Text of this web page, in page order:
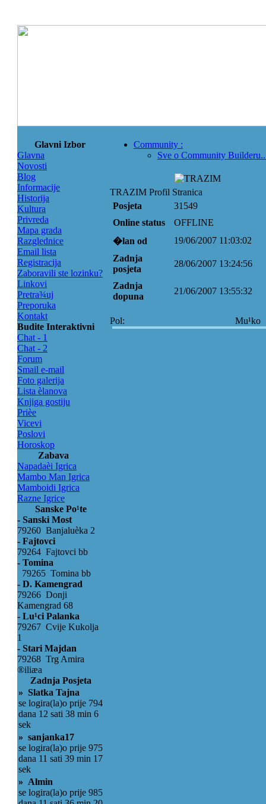
Glavni Izbor
Glavna
Novosti
Blog
Informacije
Historija
Kultura
Privreda
Mapa grada
Razglednice
Email lista
Registracija
Zaboravili ste lozinku?
Linkovi
Pretra¾uj
Preporuka
Kontakt
Budite Interaktivni
Chat - 1
Chat - 2
Forum
Smail e-mail
Foto galerija
Lista èlanova
Knjiga gostiju
Prièe
Vicevi
Poslovi
Horoskop
Zabava
Napadaèi Igrica
Mambo Man Igrica
Mamboidi Igrica
Razne Igrice
Sanske Po¹te
- Sanski Most
79260 Banjaluèka 2
- Fajtovci
79264 Fajtovci bb
- Tomina
79265 Tomina bb
- D. Kamengrad
79266 Donji
Kamengrad 68
- Lu¹ci Palanka
79267 Cvije Kukolja
1
- Stari Majdan
79268 Trg Amira
®iliæa
Zadnja Posjeta
» Slatka Tajna
se logira(la)o prije 794
dana 12 sati 38 min 6
sek
» sanjanka17
se logira(la)o prije 975
dana 11 sati 39 min 17
sek
» Almin
se logira(la)o prije 985
Community :
Sve o Community
TRAZIM Profil Stranica
Posjeta
31549
Online status
OFFLINE
�lan od
19/06/2007 11:03:02
Zadnja
posjeta
28/06/2007 13:24:56
Zadnja
dopuna
21/06/2007 13:55:32
Pol: Mu¹ko